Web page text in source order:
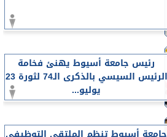
رئيس جامعة أسيوط يهنئ فخامة
الرئيس السيسي بالذكرى الـ74 لثورة 23
يوليو...